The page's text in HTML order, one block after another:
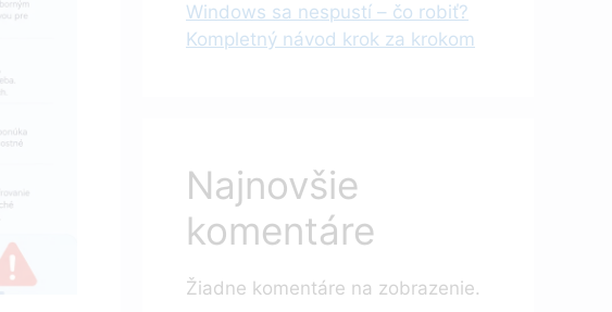
Windows sa nespustí – čo robiť?
Kompletný návod krok za krokom
Najnovšie
komentáre
Žiadne komentáre na zobrazenie.